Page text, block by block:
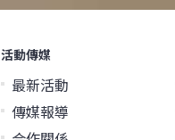
活動傳媒
最新活動
傳媒報導